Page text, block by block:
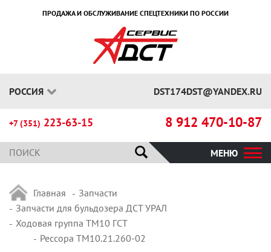
ПРОДАЖА И ОБСЛУЖИВАНИЕ СПЕЦТЕХНИКИ ПО РОССИИ
РОССИЯ DST174DST@YANDEX.RU
+7 (351) 223-63-15 8 912 470-10-87
МЕНЮ
Главная
Запчасти
Запчасти для бульдозера ДСТ УРАЛ
Ходовая группа ТМ10 ГСТ
Рессора ТМ10.21.260-02